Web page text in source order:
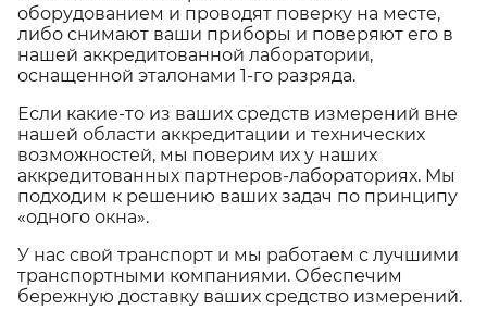
оборудованием и проводят поверку на месте,
либо снимают ваши приборы и поверяют его в
нашей аккредитованной лаборатории,
оснащенной эталонами 1-го разряда.
Если какие-то из ваших средств измерений вне
нашей области аккредитации и технических
возможностей, мы поверим их у наших
аккредитованных партнеров-лабораториях. Мы
подходим к решению ваших задач по принципу
«одного окна».
У нас свой транспорт и мы работаем с лучшими
транспортными компаниями. Обеспечим
бережную доставку ваших средство измерений.